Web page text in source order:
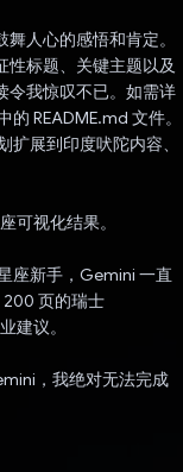
人心的感悟和肯定。
标题、关键主题以及
令我惊叹不已。如需详
README.md 文件。
展到印度吠陀内容、
可视化结果。
座新手，Gemini 一直
页的瑞士
建议。
，我绝对无法完成